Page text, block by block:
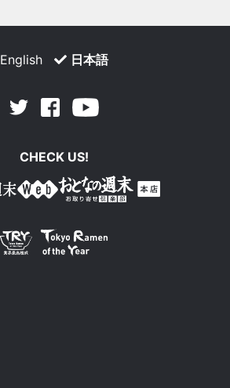
English 日本語
Twitter Facebook
CHECK US!